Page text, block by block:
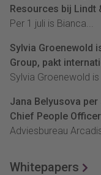
Resources bij Lindt
Per 1 juli is Bianca...
Sylvia Groenewold
Group, pakt
Sylvia Groenewold
Jana Belyusova
Chief People
Adviesbureau
Whitepapers